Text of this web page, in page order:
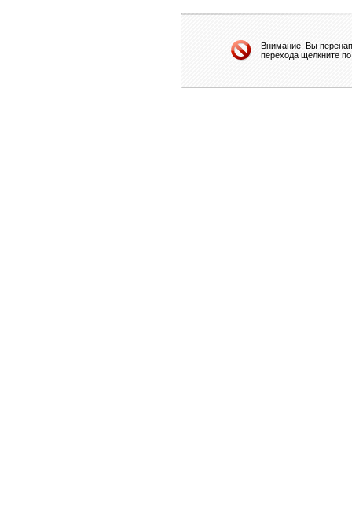
Внимание! Вы
перехода щелкните